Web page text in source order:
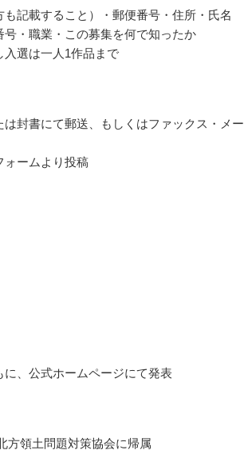
記載すること）・郵便番号・住所・氏名
号・職業・この募集を何で知ったか
選は一人1作品まで
封書にて郵送、もしくはファックス・メー
ォームより投稿
、公式ホームページにて発表
方領土問題対策協会に帰属